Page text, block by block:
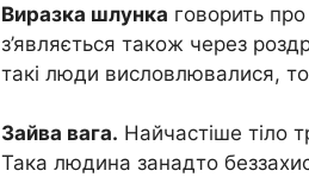
Виразка шлунка говорить
з’являється також через
такі люди висловлювалися,
Зайва вага. Найчастіше тіло
Така людина занадто